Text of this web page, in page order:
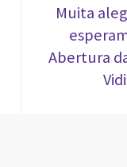
Muita
Abertura